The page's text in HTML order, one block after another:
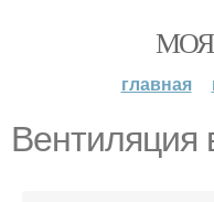
главная
Вентиляция